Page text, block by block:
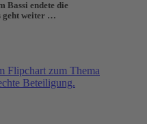
Bassi endete die
geht weiter …